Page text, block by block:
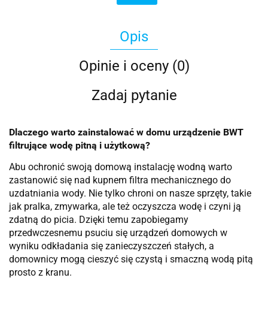
Opis
Opinie i oceny (0)
Zadaj pytanie
Dlaczego warto zainstalować w domu urządzenie BWT
filtrujące wodę pitną i użytkową?
Abu ochronić swoją domową instalację wodną warto
zastanowić się nad kupnem filtra mechanicznego do
uzdatniania wody. Nie tylko chroni on nasze sprzęty, takie
jak pralka, zmywarka, ale też oczyszcza wodę i czyni ją
zdatną do picia. Dzięki temu zapobiegamy
przedwczesnemu psuciu się urządzeń domowych w
wyniku odkładania się zanieczyszczeń stałych, a
domownicy mogą cieszyć się czystą i smaczną wodą pitą
prosto z kranu.